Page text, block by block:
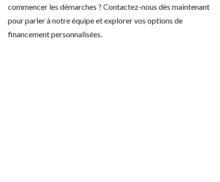
commencer les démarches ? Contactez-nous dès maintenant
pour parler à notre équipe et explorer vos options de
financement personnalisées.